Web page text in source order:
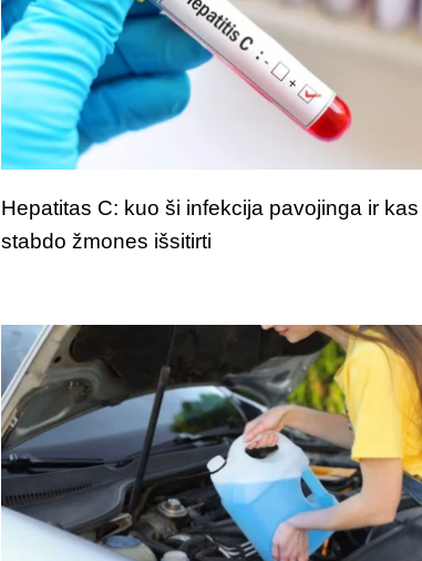
Hepatitas C: kuo ši infekcija pavojinga ir kas
stabdo žmones išsitirti